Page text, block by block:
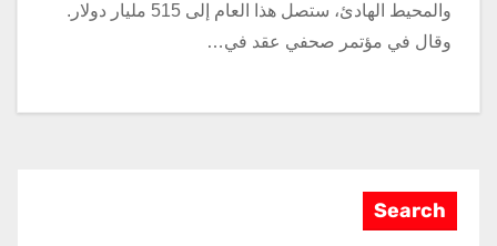
والمحيط الهادئ، ستصل هذا العام إلى 515 مليار دولار.
وقال في مؤتمر صحفي عقد في…
Search